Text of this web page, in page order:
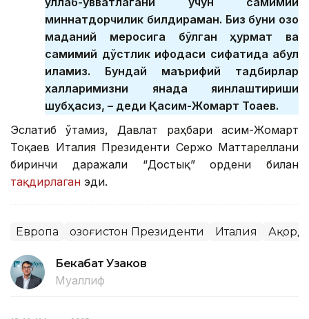
миннатдорчилик билдираман. Биз буни қозоқ
маданий меросига бўлган ҳурмат ва
самимий дўстлик ифодаси сифатида қабул
қиламиз. Бундай маърифий тадбирлар
халқларимизни янада яқинлаштириши
шубҳасиз, – деди Қасим-Жомарт Тоқаев.
Эслатиб ўтамиз, Давлат раҳбари Қасим-Жомарт
Тоқаев Италия Президенти Сержо Маттареллани
биринчи даражали “Достық” ордени билан
тақдирлаган эди.
Европа Қозоғистон Президенти Италия
Бекабат Узаков
Муаллиф